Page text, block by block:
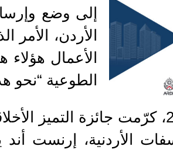
إلى وضع
الأردن،
الأعمال
الطوعية
خلال دورتها التي عقدت عام 2023،
الأردنية، إرنست أند